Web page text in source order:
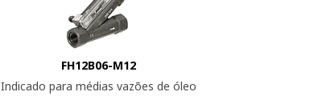
FH12B06-M12
Indicado para médias vazões de óleo